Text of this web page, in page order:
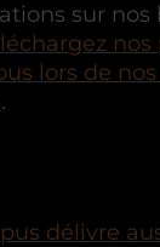
sur
lors de
.
délivre